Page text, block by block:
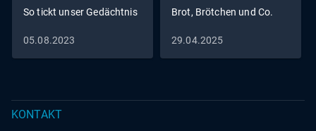
So tickt unser Gedächtnis
05.08.2023
Brot, Brötchen und Co.
29.04.2025
KONTAKT